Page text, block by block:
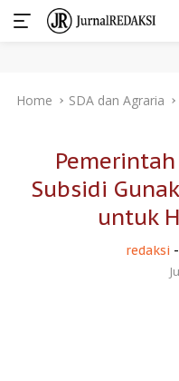
Home SDA dan Agraria
Subsidi
untuk
redaksi -